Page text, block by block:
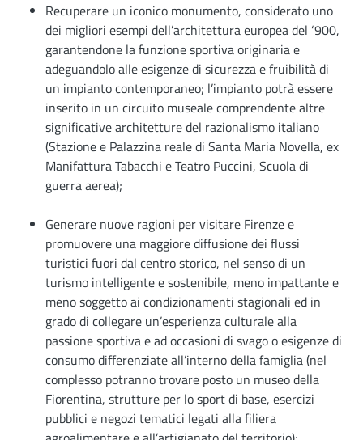
Recuperare un iconico monumento, considerato uno
dei migliori esempi dell’architettura europea del ‘900,
garantendone la funzione sportiva originaria e
adeguandolo alle esigenze di sicurezza e fruibilità di
un impianto contemporaneo; l’impianto potrà essere
inserito in un circuito museale comprendente altre
significative architetture del razionalismo italiano
(Stazione e Palazzina reale di Santa Maria Novella, ex
Manifattura Tabacchi e Teatro Puccini, Scuola di
guerra aerea);
Generare nuove ragioni per visitare Firenze e
promuovere una maggiore diffusione dei flussi
turistici fuori dal centro storico, nel senso di un
turismo intelligente e sostenibile, meno impattante e
meno soggetto ai condizionamenti stagionali ed in
grado di collegare un’esperienza culturale alla
passione sportiva e ad occasioni di svago o esigenze di
consumo differenziate all’interno della famiglia (nel
complesso potranno trovare posto un museo della
Fiorentina, strutture per lo sport di base, esercizi
pubblici e negozi tematici legati alla filiera